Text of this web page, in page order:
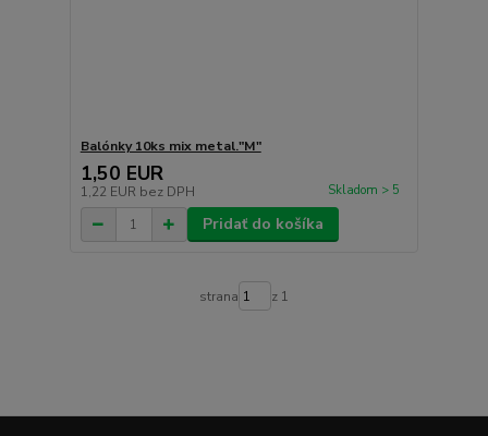
Balónky 10ks mix metal."M"
1,50 EUR
1,22 EUR bez DPH Skladom > 5
Pridať do košíka
strana z 1